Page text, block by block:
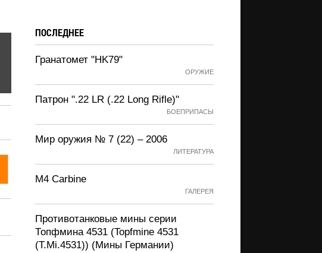
ПОСЛЕДНЕЕ
Гранатомет "HK79"
ОРУЖИЕ
Патрон ".22 LR (.22 Long Rifle)"
БОЕПРИПАСЫ
Мир оружия № 7 (22) – 2006
ЛИТЕРАТУРА
M4 Carbine
ГАЛЕРЕЯ
Противотанковые мины серии
Топфмина 4531 (Topfmine 4531
(T.Mi.4531)) (Мины Германии)